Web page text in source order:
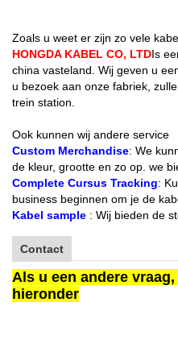
Zoals u weet er zijn zo vele
HONGDA KABEL CO, LTDIs
china vasteland. Wij geven u
u bezoek aan onze fabriek,
trein station.
Ook kunnen wij andere service
Custom Merchandise: We
de kleur, grootte en zo op. we
Complete Cursus Tracking:
business beginnen om je de
Kabel sample : Wij bieden de
Contact
Als u een andere
hieronder